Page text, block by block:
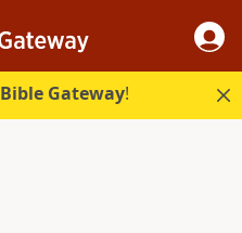
Bible Gateway!